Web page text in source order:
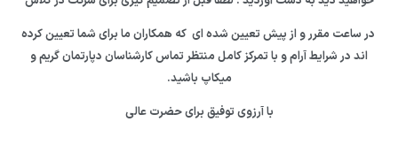
در ساعت مقرر و از پیش تعیین شده ای که همکاران ما برای شما تعیین کرده
اند در شرایط آرام و با تمرکز کامل منتظر تماس کارشناسان دپارتمان گریم و
میکاپ باشید.
با آرزوی توفیق برای حضرت عالی